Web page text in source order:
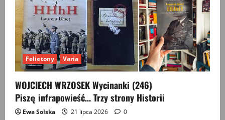
Felietony Varia
WOJCIECH WRZOSEK Wycinanki (246)
Piszę infrapowieść… Trzy strony Historii
Ewa Solska 21 lipca 2026 0